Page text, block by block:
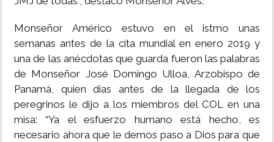
Monseñor Américo estuvo en el istmo unas
semanas antes de la cita mundial en enero 2019 y
una de las anécdotas que guarda fueron las palabras
de Monseñor José Domingo Ulloa, Arzobispo de
Panamá, quien días antes de la llegada de los
peregrinos le dijo a los miembros del COL en una
misa: “Ya el esfuerzo humano está hecho, es
necesario ahora que le demos paso a Dios para que